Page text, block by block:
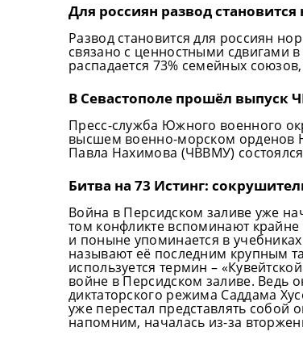
Для россиян развод
Развод становится для россиян
связано с ценностными сдвигами
распадается 73% семейных
В Севастополе прошёл выпуск
Пресс-служба Южного военного
высшем военно-морском орденов
Павла Нахимова (ЧВВМУ)
Битва на 73 Истинг:
Война в Персидском заливе уже
том конфликте вспоминают
и поныне упоминается в
называют её последним крупным
используется термин –
войне в Персидском заливе. Ведь
диктаторского режима Саддама
уже перестал представлять собой
напомним, началась из-за